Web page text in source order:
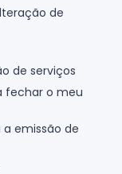
de
de serviços
fechar o meu
emissão de